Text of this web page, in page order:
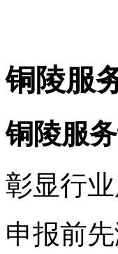
铜陵服
铜陵服
彰显行
申报前